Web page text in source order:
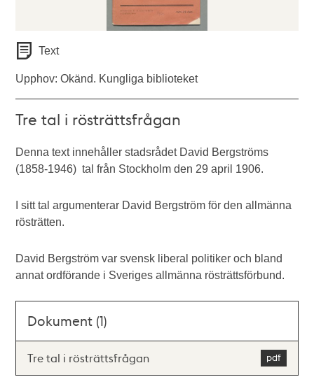
Text
Upphov: Okänd. Kungliga biblioteket
Tre tal i rösträttsfrågan
Denna text innehåller stadsrådet David Bergströms
(1858-1946) tal från Stockholm den 29 april 1906.
I sitt tal argumenterar David Bergström för den allmänna
rösträtten.
David Bergström var svensk liberal politiker och bland
annat ordförande i Sveriges allmänna rösträttsförbund.
Dokument (1)
Tre tal i rösträttsfrågan